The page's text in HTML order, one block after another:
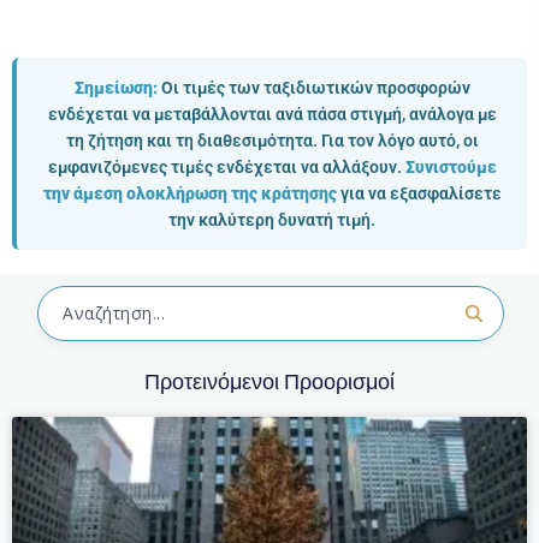
Σημείωση:Οι τιμές των ταξιδιωτικών προσφορών
ενδέχεται να μεταβάλλονται ανά πάσα στιγμή, ανάλογα με
τη ζήτηση και τη διαθεσιμότητα. Για τον λόγο αυτό, οι
εμφανιζόμενες τιμές ενδέχεται να αλλάξουν. Συνιστούμε
την άμεση ολοκλήρωση της κράτησηςγια να εξασφαλίσετε
την καλύτερη δυνατή τιμή.
Προτεινόμενοι Προορισμοί